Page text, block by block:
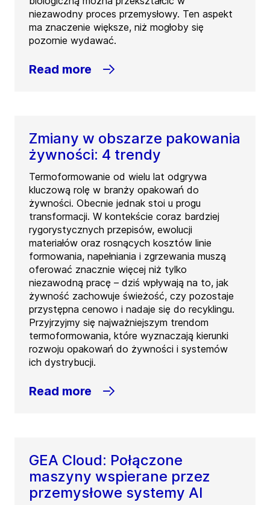
niezawodny proces przemysłowy. Ten aspekt
ma znaczenie większe, niż mogłoby się
pozornie wydawać.
Read more
Zmiany w obszarze pakowania
żywności: 4 trendy
Termoformowanie od wielu lat odgrywa
kluczową rolę w branży opakowań do
żywności. Obecnie jednak stoi u progu
transformacji. W kontekście coraz bardziej
rygorystycznych przepisów, ewolucji
materiałów oraz rosnących kosztów linie
formowania, napełniania i zgrzewania muszą
oferować znacznie więcej niż tylko
niezawodną pracę – dziś wpływają na to, jak
żywność zachowuje świeżość, czy pozostaje
przystępna cenowo i nadaje się do recyklingu.
Przyjrzyjmy się najważniejszym trendom
termoformowania, które wyznaczają kierunki
rozwoju opakowań do żywności i systemów
ich dystrybucji.
Read more
GEA Cloud: Połączone
maszyny wspierane przez
przemysłowe systemy AI